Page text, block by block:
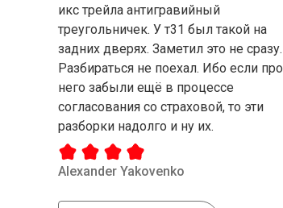
икс трейла антигравийный
треугольничек. У т31 был такой на
задних дверях. Заметил это не сразу.
Разбираться не поехал. Ибо если про
него забыли ещё в процессе
согласования со страховой, то эти
разборки надолго и ну их.
Alexander Yakovenko